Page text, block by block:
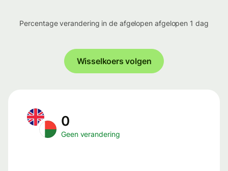
Percentage verandering in de afgelopen afgelopen 1 dag
Wisselkoers volgen
0
Geen verandering